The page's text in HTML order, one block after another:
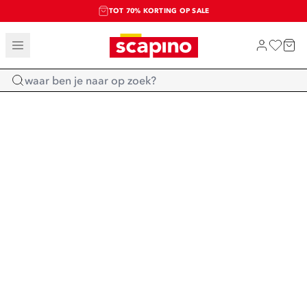
TOT 70% KORTING OP SALE
SALE: LAATSTE KANS!
SHOP NIEUW
Home